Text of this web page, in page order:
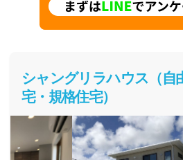
シャングリラハウス（自
宅・規格住宅）